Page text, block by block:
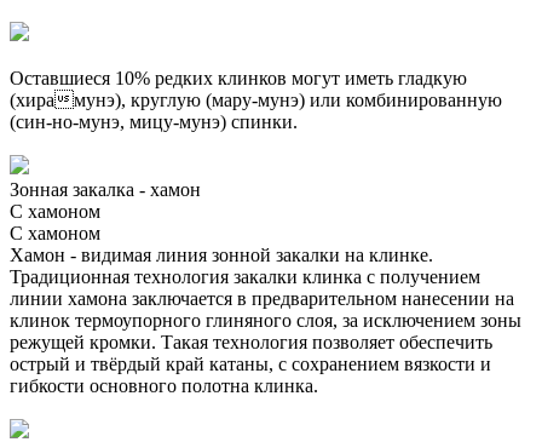
Оставшиеся 10% редких клинков могут иметь гладкую
(хирамунэ), круглую (мару-мунэ) или комбинированную
(син-но-мунэ, мицу-мунэ) спинки.
Зонная закалка - хамон
С хамоном
С хамоном
Хамон - видимая линия зонной закалки на клинке.
Традиционная технология закалки клинка с получением
линии хамона заключается в предварительном нанесении на
клинок термоупорного глиняного слоя, за исключением зоны
режущей кромки. Такая технология позволяет обеспечить
острый и твёрдый край катаны, с сохранением вязкости и
гибкости основного полотна клинка.